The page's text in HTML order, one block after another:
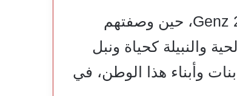
– المجزرة الأولى في حق شباب جيل زد/Genz 212، حين وصفتهم
والنبيلة كحياة ونبل
وأبناء هذا الوطن، في